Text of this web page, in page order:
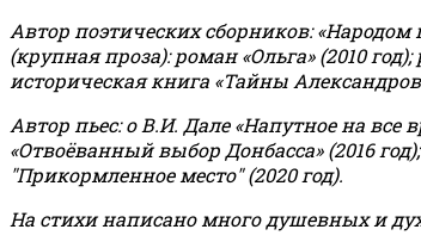
Автор поэтических сборников: «Народом
(крупная проза): роман «Ольга» (2010
историческая книга «Тайны
Автор пьес: о В.И. Дале «Напутное на все
«Отвоёванный выбор Донбасса» (2016
"Прикормленное место" (2020 год).
На стихи написано много душевных и